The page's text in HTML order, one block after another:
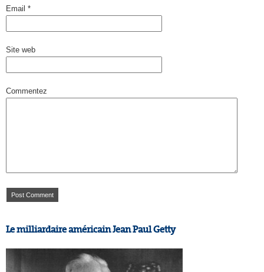
Email *
Site web
Commentez
Le milliardaire américain Jean Paul Getty